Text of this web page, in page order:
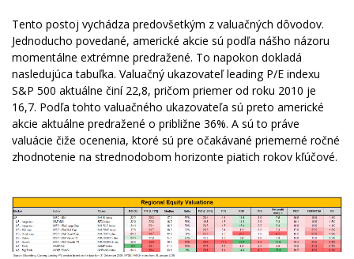
Tento postoj vychádza predovšetkým z valuačných dôvodov.
Jednoducho povedané, americké akcie sú podľa nášho názoru
momentálne extrémne predražené. To napokon dokladá
nasledujúca tabuľka. Valuačný ukazovateľ leading P/E indexu
S&P 500 aktuálne činí 22,8, pričom priemer od roku 2010 je
16,7. Podľa tohto valuačného ukazovateľa sú preto americké
akcie aktuálne predražené o približne 36%. A sú to práve
valuácie čiže ocenenia, ktoré sú pre očakávané priemerné ročné
zhodnotenie na strednodobom horizonte piatich rokov kľúčové.